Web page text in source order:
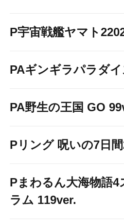
P宇宙戦艦ヤマト
PAギンギラパラダ
PA野生の王国 GO
Pリング 呪いの7日
Pまわるん大海物語
ラム 119ver.